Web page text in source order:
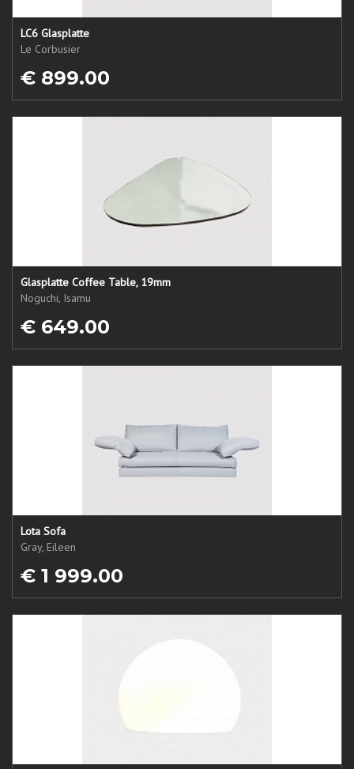
LC6 Glasplatte
Le Corbusier
€ 899.00
Glasplatte Coffee Table, 19mm
Noguchi, Isamu
€ 649.00
Lota Sofa
Gray, Eileen
€ 1 999.00